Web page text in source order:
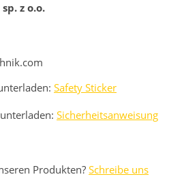
z o.o.
Safety Sticker
Sicherheitsanweisung
Produkten? Schreibe uns